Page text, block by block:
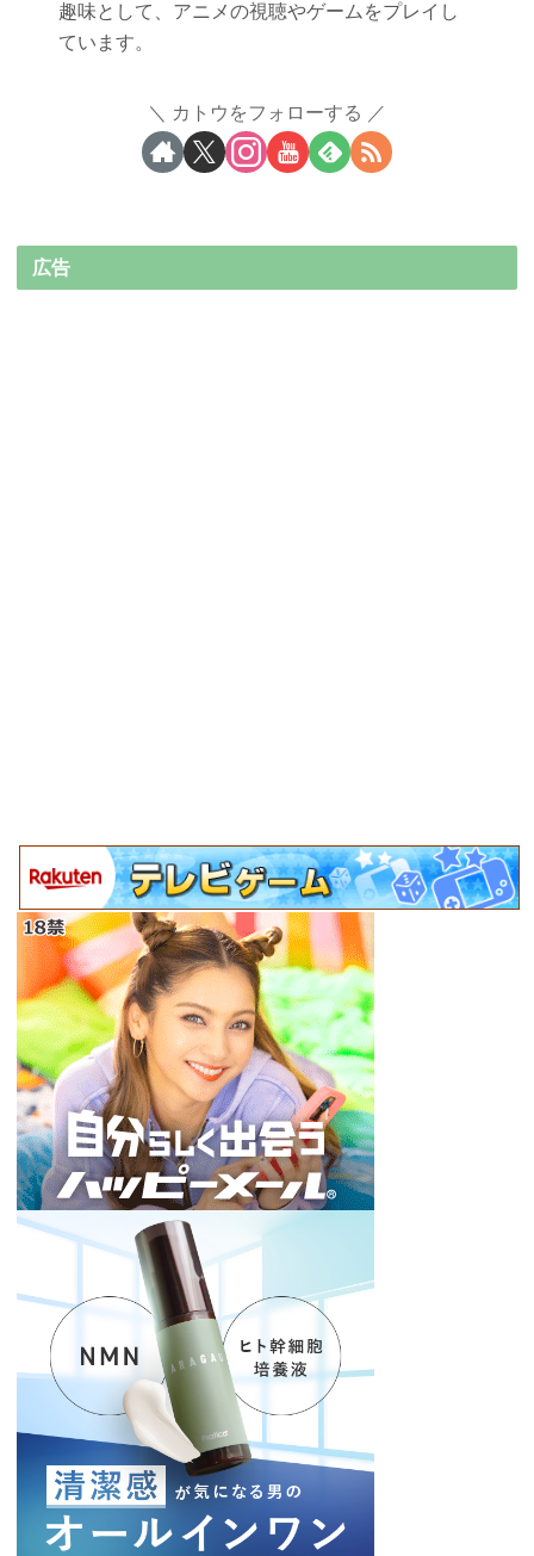
趣味として、アニメの視聴やゲームをプレイし
ています。
カトウをフォローする
広告